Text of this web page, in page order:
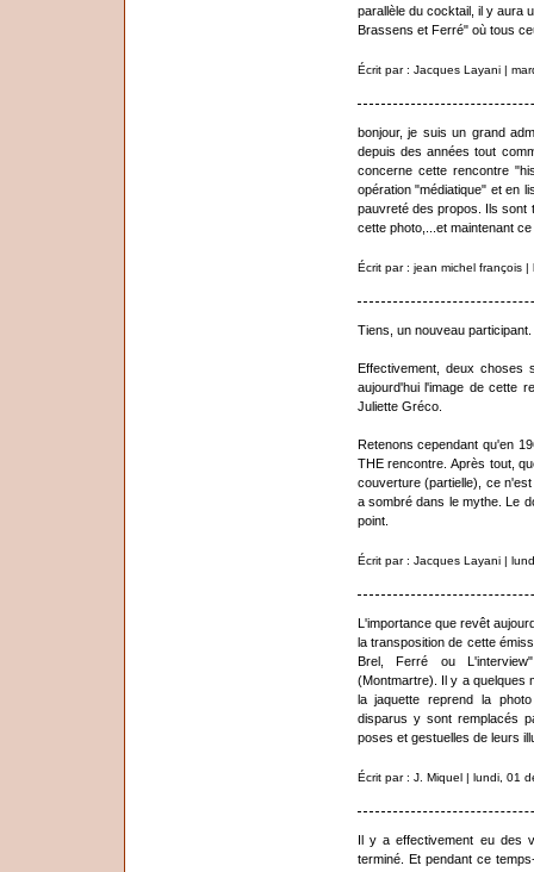
parallèle du cocktail, il y aura
Brassens et Ferré" où tous
Écrit par : Jacques Layani |
bonjour, je suis un grand
depuis des années tout
concerne cette rencontre
opération "médiatique" et en
pauvreté des propos. Ils sont
cette photo,...et maintenant
Écrit par : jean michel françois
Tiens, un nouveau
Effectivement, deux
aujourd'hui l'image de cette
Juliette Gréco.
Retenons cependant qu'en
THE rencontre. Après tout,
couverture (partielle), ce
a sombré dans le mythe. Le
point.
Écrit par : Jacques Layani |
L'importance que revêt
la transposition de cette
Brel, Ferré ou
(Montmartre). Il y a quelques
la jaquette reprend la
disparus y sont remplacés
poses et gestuelles de leurs
Écrit par : J. Miquel | lundi, 01
Il y a effectivement eu des
terminé. Et pendant ce